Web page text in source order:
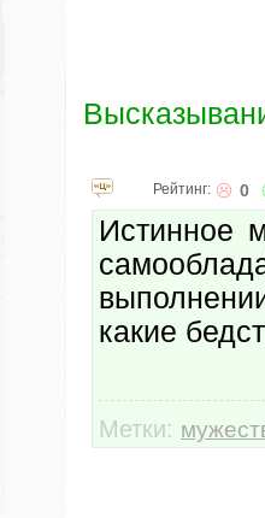
Рейтинг: 0
Истинное
какие
Метки: